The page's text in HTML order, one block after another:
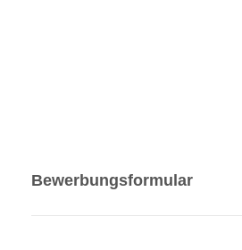
Bewerbungsformular